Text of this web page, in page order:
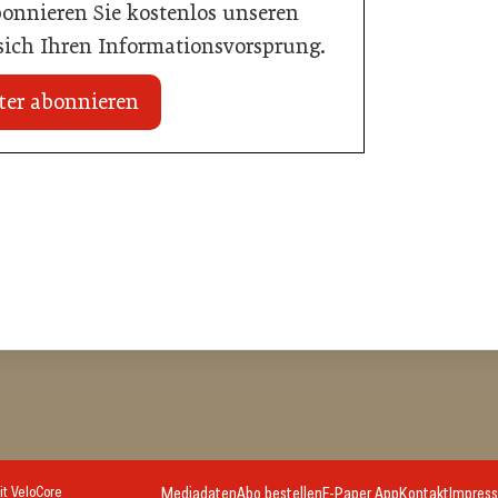
Sie kostenlos unseren
Ihren Informationsvorsprung.
abonnieren
VeloCore MediadatenAbo bestellenE-Paper AppKontakt